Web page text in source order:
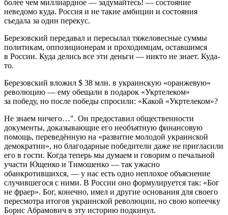
более чем миллиардное — задумайтесь! — состояние
неведомо куда. Россия и не такие амбиции и состояния
съедала за один перекус.
Березовский передавал и пересылал тяжеловесные суммы
политикам, оппозиционерам и проходимцам, оставшимся
в России. Куда делись все эти деньги — никто не знает. Куда-
то.
Березовский вложил $ 38 млн. в украинскую «оранжевую»
революцию — ему обещали в подарок «Укртелеком»
за победу, но после победы спросили: «Какой «Укртелеком»?
Не знаем ничего…". Он предоставил общественности
документы, доказывающие его необъятную финансовую
помощь, переведённую на «развитие молодой украинской
демократии», но благодарные победители даже не пригласили
его в гости. Когда теперь мы думаем и говорим о печальной
участи Ющенко и Тимошенко — так ужасно
обанкротившихся, — у нас есть одно неплохое объяснение
случившегося с ними. В России оно формулируется так: «Бог
не фраер». Бог, конечно, имел и другие основания для своего
пересмотра итогов украинской революции, но свою копеечку
Борис Абрамович в эту историю подкинул.